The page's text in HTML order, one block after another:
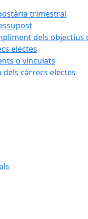
trimestral
dels
electes
o vinculats
càrrecs electes